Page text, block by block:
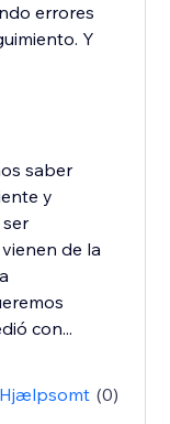
errores
Y
saber
y
de la
con...
Hjælpsomt (0)